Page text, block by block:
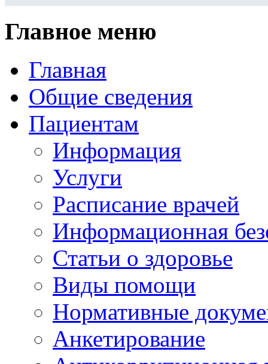
Главное меню
Главная
Общие сведения
Пациентам
Информация
Услуги
Расписание врачей
Информационная
Статьи о здоровье
Виды помощи
Нормативные
Анкетирование